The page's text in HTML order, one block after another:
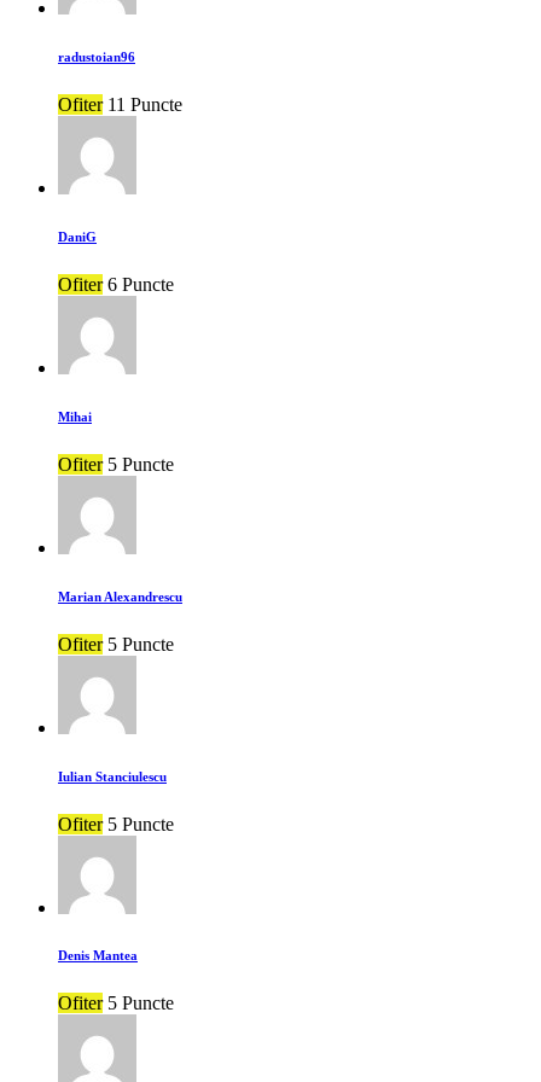
radustoian96
Ofiter 11 Puncte
DaniG
Ofiter 6 Puncte
Mihai
Ofiter 5 Puncte
Marian Alexandrescu
Ofiter 5 Puncte
Iulian Stanciulescu
Ofiter 5 Puncte
Denis Mantea
Ofiter 5 Puncte